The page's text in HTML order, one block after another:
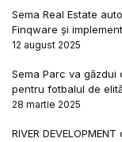
Sema Real Estate
Finqware și
12 august 2025
Sema Parc va
pentru fotbalul de
28 martie 2025
RIVER